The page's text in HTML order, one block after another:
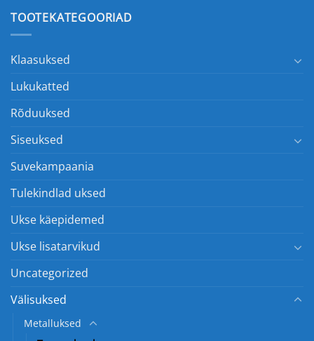
TOOTEKATEGOORIAD
Klaasuksed
Lukukatted
Rõduuksed
Siseuksed
Suvekampaania
Tulekindlad uksed
Ukse käepidemed
Ukse lisatarvikud
Uncategorized
Välisuksed
Metalluksed